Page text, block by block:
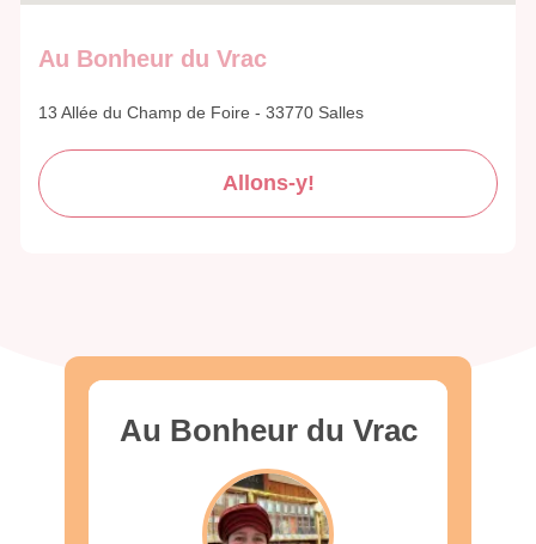
Au Bonheur du Vrac
13 Allée du Champ de Foire - 33770 Salles
Allons-y!
Au Bonheur du Vrac